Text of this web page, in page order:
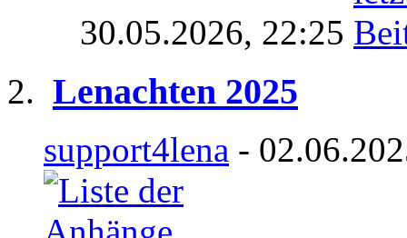
30.05.2026, 22:25
Lenachten 2025
support4lena -